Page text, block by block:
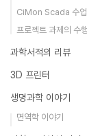
CiMon Scada 수업
프로젝트 과제의 수행
과학서적의 리뷰
3D 프린터
생명과학 이야기
면역학 이야기